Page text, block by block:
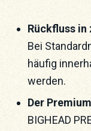
Rückfluss in
Bei
häufig
werden.
Der
BIGHEAD